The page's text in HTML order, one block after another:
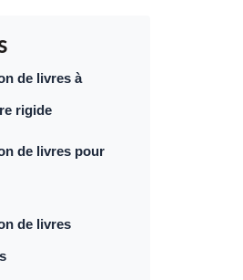
de livres à
rigide
de livres pour
de livres